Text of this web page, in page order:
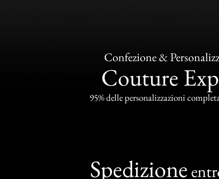
Confezione &
Couture
95% delle personalizzazioni
Spedizione